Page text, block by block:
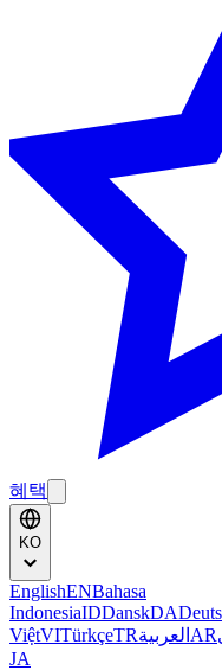
혜택
KO
EnglishENBahasa
IndonesiaIDDanskDA
ViệtVITürkçeTRالعربية AR
JA